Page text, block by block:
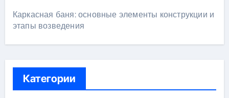
Каркасная баня: основные элементы конструкции и
этапы возведения
Категории